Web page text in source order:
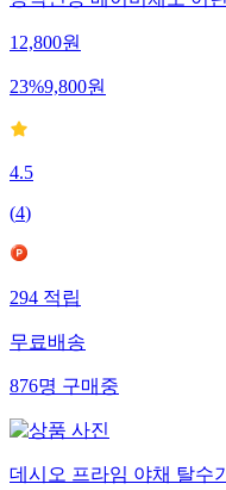
12,800원
23%9,800원
4.5
(4)
294적립
무료배송
876명구매중
데시오 프라임 야채 탈수